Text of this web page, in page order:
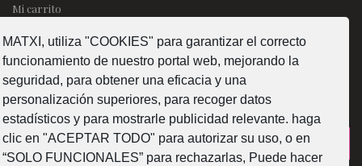
MATXI, utiliza "COOKIES" para garantizar el correcto
funcionamiento de nuestro portal web, mejorando la
seguridad, para obtener una eficacia y una
personalización superiores, para recoger datos
estadísticos y para mostrarle publicidad relevante. haga
clic en "ACEPTAR TODO" para autorizar su uso, o en
“SOLO FUNCIONALES” para rechazarlas, Puede hacer
Mi carrito
SÍGUENOS
¿Como fabricamos?